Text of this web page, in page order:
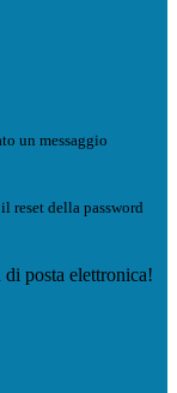
un messaggio
reset della password
posta elettronica!